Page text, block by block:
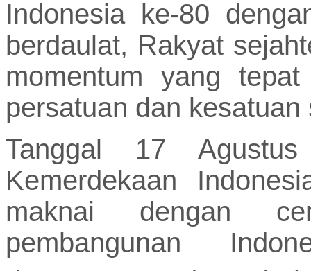
Indonesia ke-80
berdaulat, Rakyat
momentum yang
persatuan dan
Tanggal 17
Kemerdekaan
maknai dengan
pembangunan